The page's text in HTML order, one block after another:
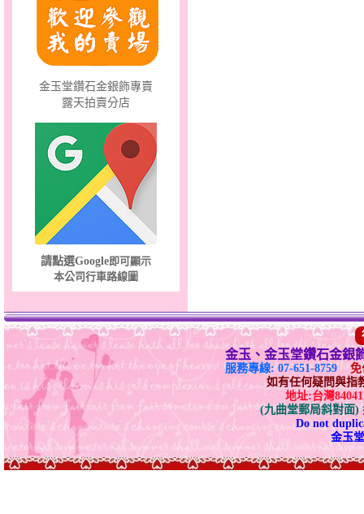
愛情邱比特～金銀鋼套鍊
金玉堂鑽石金銀飾專賣
露天拍賣分店
請點選Google即可顯示
本公司行車路線圖
金玉、金玉堂鑽石金銀
服務專線: 07-651-8759
免
如有任何疑問與指
地址:台灣
(九曲堂郵局斜對面)
Do not
金玉